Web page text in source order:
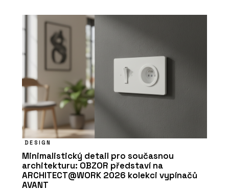
DESIGN
Minimalistický detail pro současnou
architekturu: OBZOR představí na
ARCHITECT@WORK 2026 kolekci vypínačů
AVANT